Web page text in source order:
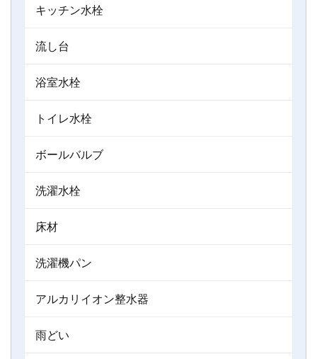
キッチン水栓
流し台
浴室水栓
トイレ水栓
ボールバルブ
洗濯水栓
床材
洗濯機パン
アルカリイオン整水器
雨どい